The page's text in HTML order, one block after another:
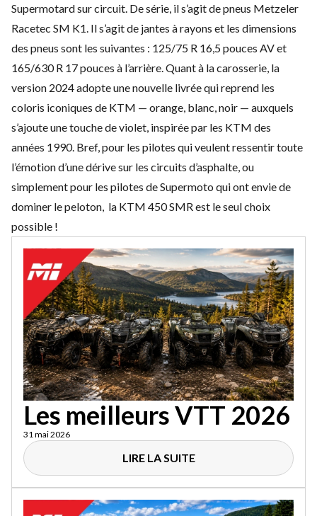
Supermotard sur circuit. De série, il s’agit de pneus Metzeler
Racetec SM K1. Il s’agit de jantes à rayons et les dimensions
des pneus sont les suivantes : 125/75 R 16,5 pouces AV et
165/630 R 17 pouces à l’arrière. Quant à la carosserie, la
version 2024 adopte une nouvelle livrée qui reprend les
coloris iconiques de KTM — orange, blanc, noir — auxquels
s’ajoute une touche de violet, inspirée par les KTM des
années 1990. Bref, pour les pilotes qui veulent ressentir toute
l’émotion d’une dérive sur les circuits d’asphalte, ou
simplement pour les pilotes de Supermoto qui ont envie de
dominer le peloton, la KTM 450 SMR est le seul choix
possible !
Les meilleurs VTT 2026
31 mai 2026
LIRE LA SUITE